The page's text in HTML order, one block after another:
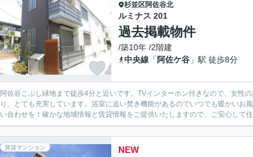
杉並区阿佐谷北
ルミナス 201
過去掲載物件
/築10年 /2階建
中央線 「 阿佐ケ谷 」駅 徒歩8分
阿佐谷こぶし緑地まで徒歩4分と近いです。TVインターホン付きなので、女性
り、とても充実しています。浴室に追い焚き機能があるのでいつでも暖かいお
い合わせを！確かな地域情報と賃貸情報をご提供いたしますので、ご安心して
賃貸マンション NEW